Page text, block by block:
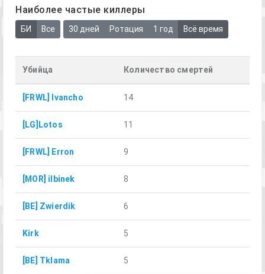
Наиболее частые киллеры
БИ Все 30 дней Ротация 1 год Всё время
Убийца Количество смертей
[FRWL] Ivancho 14
[LG]Lotos 11
[FRWL] Erron 9
[MOR] ilbinek 8
[BE] Zwierdik 6
Kirk 5
[BE] Tklama 5